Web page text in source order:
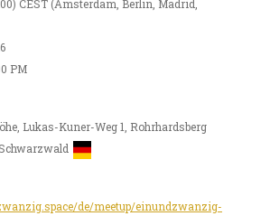
CEST (Amsterdam, Berlin, Madrid,
PM
Lukas-Kuner-Weg 1, Rohrhardsberg
de/meetup/einundzwanzig-